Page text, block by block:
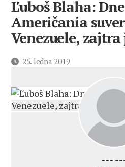
Ľuboš Blaha:
Američania
Venezuele,
Datum25. ledna 2019
---